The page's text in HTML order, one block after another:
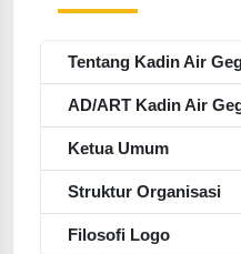
Tentang Kadin Air
AD/ART Kadin Air
Ketua Umum
Struktur Organisasi
Filosofi Logo